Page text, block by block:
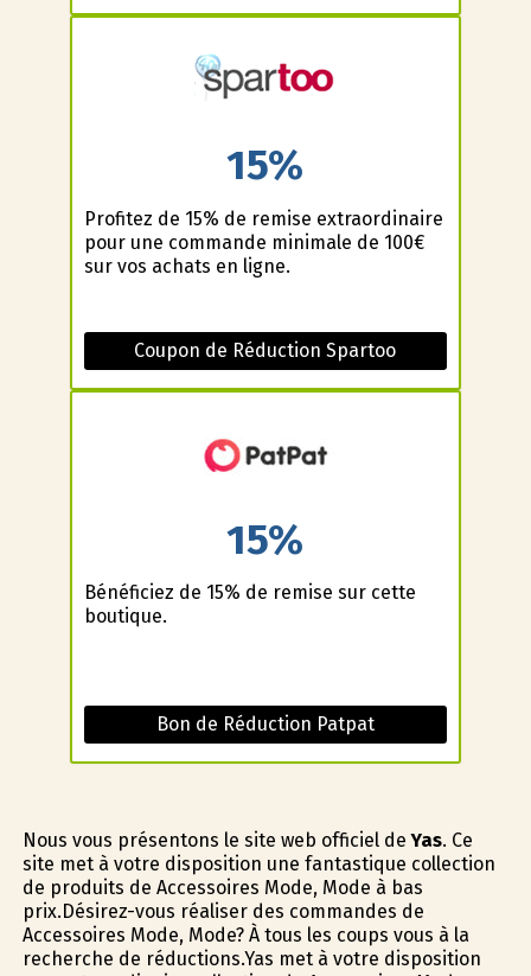
15%
Profitez de 15% de remise extraordinaire
pour une commande minimale de 100€
sur vos achats en ligne.
Coupon de Réduction Spartoo
15%
Bénéficiez de 15% de remise sur cette
boutique.
Bon de Réduction Patpat
Nous vous présentons le site web officiel deYas. Ce
site met à votre disposition une fantastique collection
de produits de Accessoires Mode, Mode à bas
prix.Désirez-vous réaliser des commandes de
Accessoires Mode, Mode? À tous les coups vous à la
recherche de réductions.Yas met à votre disposition